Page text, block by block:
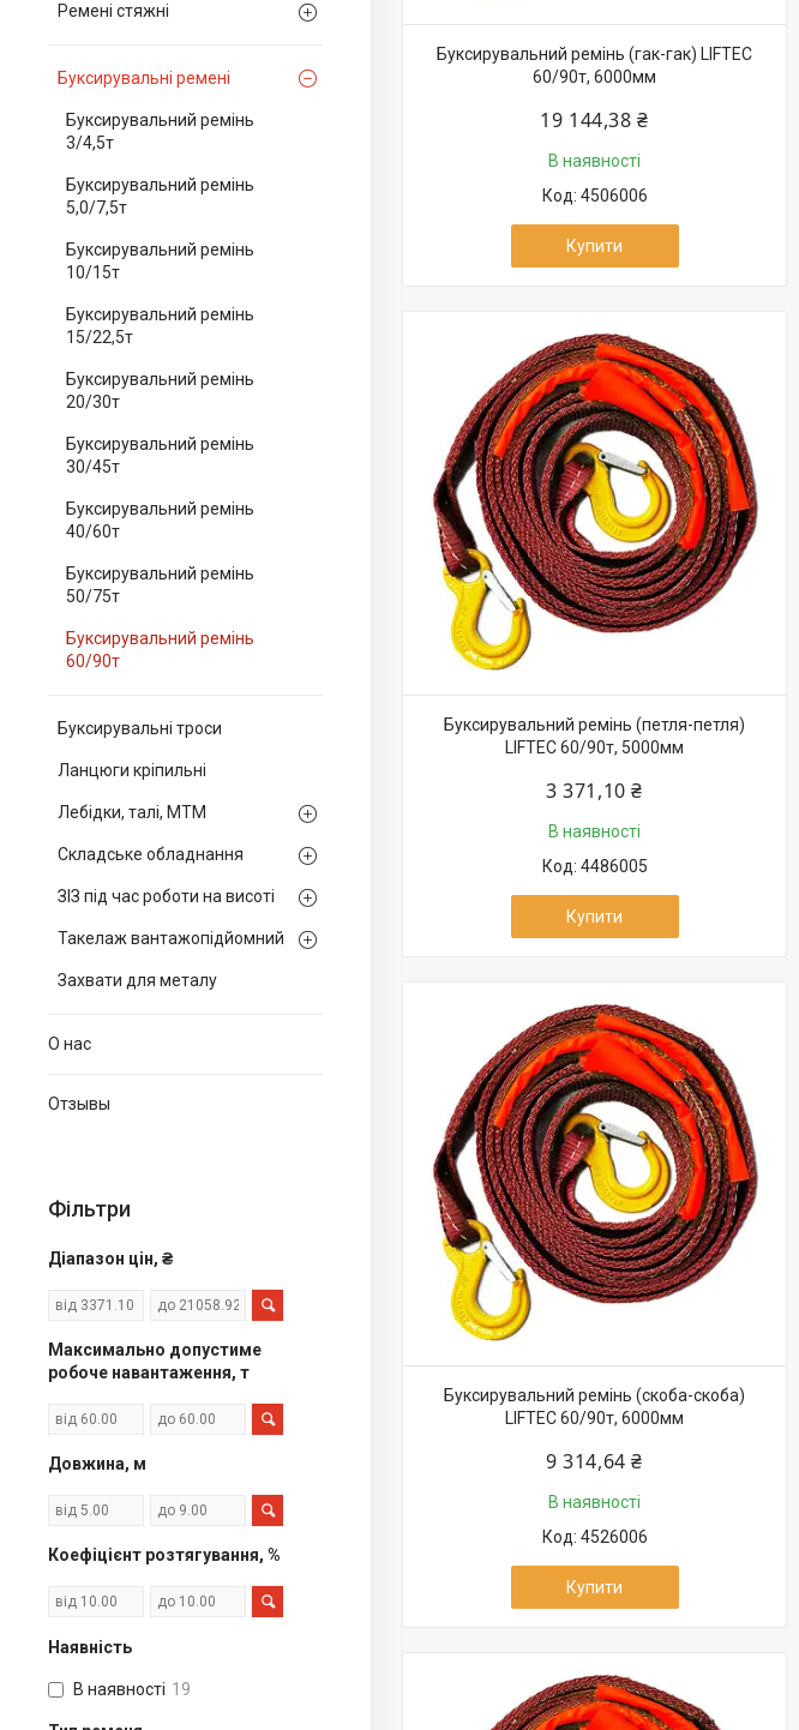
Ремені стяжні
Буксирувальні ремені
Буксирувальний ремінь
3/4,5т
Буксирувальний ремінь
5,0/7,5т
Буксирувальний ремінь
10/15т
Буксирувальний ремінь
15/22,5т
Буксирувальний ремінь
20/30т
Буксирувальний ремінь
30/45т
Буксирувальний ремінь
40/60т
Буксирувальний ремінь
50/75т
Буксирувальний ремінь
60/90т
Буксирувальні троси
Ланцюги кріпильні
Лебідки, талі, МТМ
Складське обладнання
ЗІЗ під час роботи на висоті
Такелаж вантажопідйомний
Захвати для металу
О нас
Отзывы
Фільтри
Діапазон цін, ₴
Максимально допустиме
робоче навантаження, т
Довжина, м
Коефіцієнт розтягування, %
Наявність
В наявності 19
Буксирувальний ремінь (гак-гак) LIFTEC
60/90т, 6000мм
19 144,38 ₴
В наявності
4506006
Купити
Буксирувальний ремінь (петля-петля)
LIFTEC 60/90т, 5000мм
3 371,10 ₴
В наявності
4486005
Купити
Буксирувальний ремінь (скоба-скоба)
LIFTEC 60/90т, 6000мм
9 314,64 ₴
В наявності
4526006
Купити